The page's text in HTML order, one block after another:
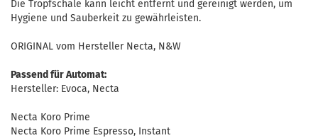
Die Tropfschale kann leicht entfernt und gereinigt werden, um
Hygiene und Sauberkeit zu gewährleisten.
ORIGINAL vom Hersteller Necta, N&W
Passend für Automat:
Hersteller: Evoca, Necta
Necta Koro Prime
Necta Koro Prime Espresso, Instant